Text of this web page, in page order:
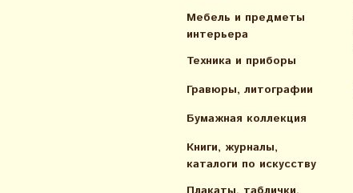
Мебель и предметы
интерьера
Техника и приборы
Гравюры, литографии
Бумажная коллекция
Книги, журналы,
каталоги по искусcтву